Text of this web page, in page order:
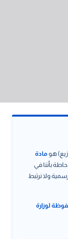
هو مادة
بأننا في
ولا نرتبط
لوزارة